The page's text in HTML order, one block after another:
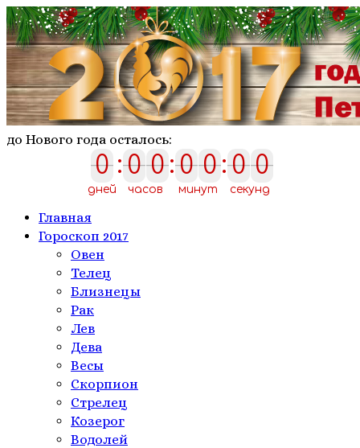
до Нового года осталось:
0
0
дней
:0
0 0
0
часов
:0
0 0
0
минут
:0
0 0
0
секунд
Главная
Гороскоп 2017
Овен
Телeц
Близнецы
Рак
Лев
Дева
Весы
Скорпион
Стрелец
Козерог
Водолей